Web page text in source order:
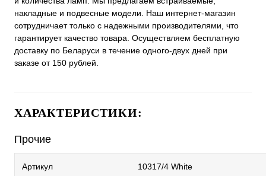
накладные и подвесные модели. Наш интернет-магазин
сотрудничает только с надежными производителями, что
гарантирует качество товара. Осуществляем бесплатную
доставку по Беларуси в течение одного-двух дней при
заказе от 150 рублей.
ХАРАКТЕРИСТИКИ:
Прочие
Артикул 10317/4 White